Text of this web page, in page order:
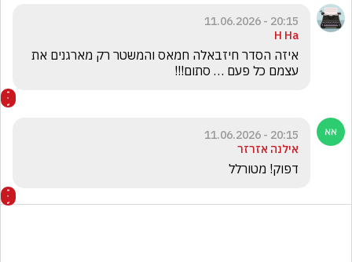
20:15 - 11.06.2026
H Ha
עצמם כל פעם … סתום!!!
20:15 - 11.06.2026
אילנה אזרזר
דפוק! מטורלל